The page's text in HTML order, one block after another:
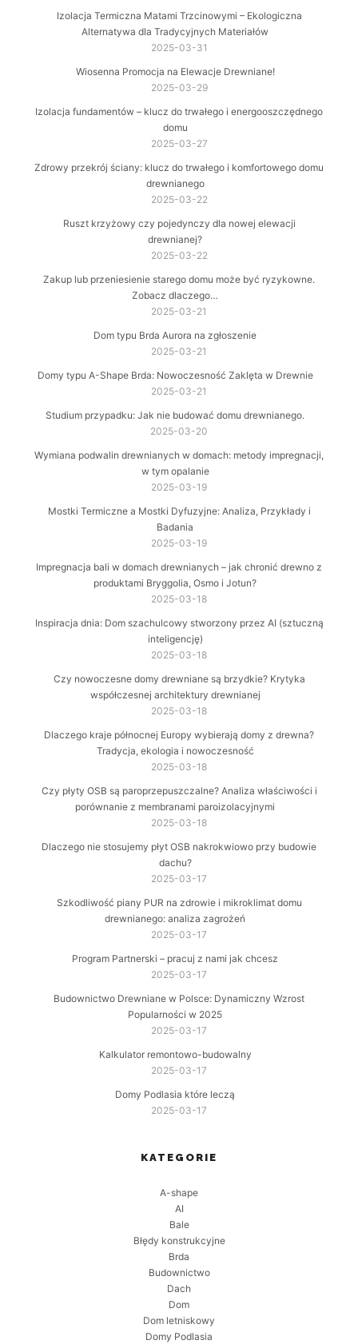
Izolacja Termiczna Matami Trzcinowymi – Ekologiczna
Alternatywa dla Tradycyjnych Materiałów
2025-03-31
Wiosenna Promocja na Elewacje Drewniane!
2025-03-29
Izolacja fundamentów – klucz do trwałego i energooszczędnego
domu
2025-03-27
Zdrowy przekrój ściany: klucz do trwałego i komfortowego domu
drewnianego
2025-03-22
Ruszt krzyżowy czy pojedynczy dla nowej elewacji
drewnianej?
2025-03-22
Zakup lub przeniesienie starego domu może być ryzykowne.
Zobacz dlaczego…
2025-03-21
Dom typu Brda Aurora na zgłoszenie
2025-03-21
Domy typu A-Shape Brda: Nowoczesność Zaklęta w Drewnie
2025-03-21
Studium przypadku: Jak nie budować domu drewnianego.
2025-03-20
Wymiana podwalin drewnianych w domach: metody impregnacji,
w tym opalanie
2025-03-19
Mostki Termiczne a Mostki Dyfuzyjne: Analiza, Przykłady i
Badania
2025-03-19
Impregnacja bali w domach drewnianych – jak chronić drewno z
produktami Bryggolia, Osmo i Jotun?
2025-03-18
Inspiracja dnia: Dom szachulcowy stworzony przez AI (sztuczną
inteligencję)
2025-03-18
Czy nowoczesne domy drewniane są brzydkie? Krytyka
współczesnej architektury drewnianej
2025-03-18
Dlaczego kraje północnej Europy wybierają domy z drewna?
Tradycja, ekologia i nowoczesność
2025-03-18
Czy płyty OSB są paroprzepuszczalne? Analiza właściwości i
porównanie z membranami paroizolacyjnymi
2025-03-18
Dlaczego nie stosujemy płyt OSB nakrokwiowo przy budowie
dachu?
2025-03-17
Szkodliwość piany PUR na zdrowie i mikroklimat domu
drewnianego: analiza zagrożeń
2025-03-17
Program Partnerski – pracuj z nami jak chcesz
2025-03-17
Budownictwo Drewniane w Polsce: Dynamiczny Wzrost
Popularności w 2025
2025-03-17
Kalkulator remontowo-budowalny
2025-03-17
Domy Podlasia które leczą
2025-03-17
KATEGORIE
A-shape
AI
Bale
Błędy konstrukcyjne
Brda
Budownictwo
Dach
Dom
Dom letniskowy
Domy Podlasia